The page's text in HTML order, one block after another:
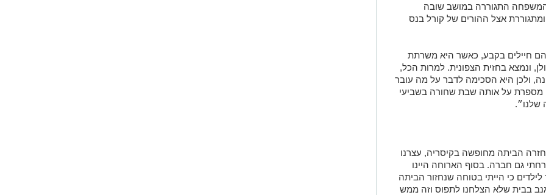
(2.5) ולירוי (10 חודשים). עד ל-7.10, המשפחה התגוררה במושב שובה
אצל ההורים של קורל בנס
הם חיילים בקבע, כאשר היא משרתת
ונמצא בחזית הצפונית. למרות הכל,
ולכן היא הסכימה לדבר על מה עובר
קטנים, וגם מספרת על אותה שבת שחורה בשביעי
שלנו״.
חזרה הביתה מחופשה בקיסריה, עצרנו
גם חברה. בסוף הארוחה היינו
כי הייתי בטוחה שנחזור הביתה
בבית שלא הצלחנו לתפוס וזה ממש